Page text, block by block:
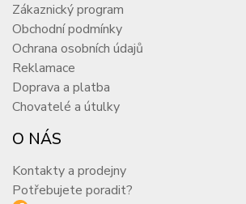
Zákaznický program
Obchodní podmínky
Ochrana osobních údajů
Reklamace
Doprava a platba
Chovatelé a útulky
O NÁS
Kontakty a prodejny
Potřebujete poradit?